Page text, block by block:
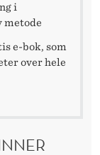
i
metode
e-bok, som
over hele